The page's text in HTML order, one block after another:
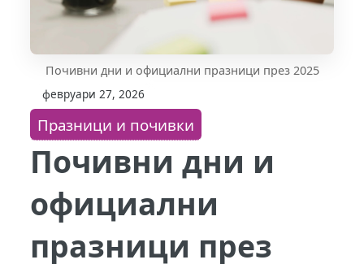
Почивни дни и официални празници през 2025
февруари 27, 2026
Празници и почивки
Почивни дни и
официални
празници през